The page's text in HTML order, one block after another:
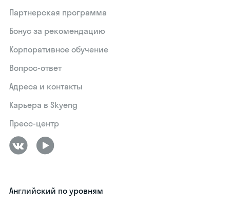
Партнерская программа
Бонус за рекомендацию
Корпоративное обучение
Вопрос-ответ
Адреса и контакты
Карьера в Skyeng
Пресс-центр
Английский по уровням